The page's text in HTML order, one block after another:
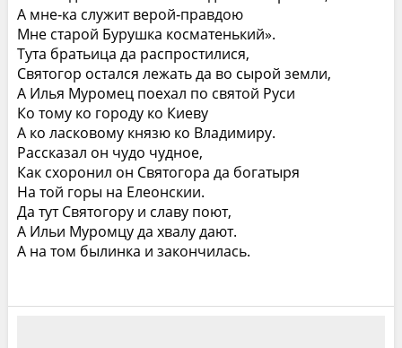
А мне‑ка служит верой‑правдою
Мне старой Бурушка косматенький».
Тута братьица да распростилися,
Святогор остался лежать да во сырой земли,
А Илья Муромец поехал по святой Руси
Ко тому ко городу ко Киеву
А ко ласковому князю ко Владимиру.
Рассказал он чудо чудное,
Как схоронил он Святогора да богатыря
На той горы на Елеонскии.
Да тут Святогору и славу поют,
А Ильи Муромцу да хвалу дают.
А на том былинка и закончилась.